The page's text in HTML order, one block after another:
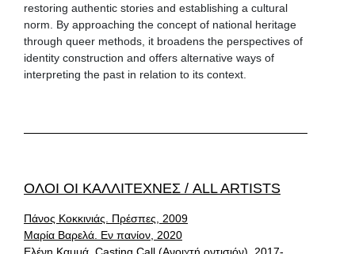
restoring authentic stories and establishing a cultural
norm. By approaching the concept of national heritage
through queer methods, it broadens the perspectives of
identity construction and offers alternative ways of
interpreting the past in relation to its context.
ΟΛΟΙ ΟΙ ΚΑΛΛΙΤΕΧΝΕΣ / ALL ARTISTS
Πάνος Κοκκινιάς. Πρέσπες, 2009
Μαρία Βαρελά. Eν πανίον, 2020
Ελένη Καμμά. Casting Call (Ανοιχτή οντισιόν), 2017-